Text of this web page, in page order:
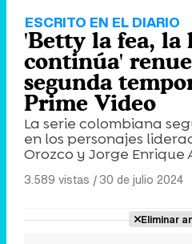
ESCRITO EN EL DIARIO
'Betty la fea, la
continúa'
segunda
Prime Video
La serie colombiana
en los personajes
Orozco y Jorge Enrique
3.589 vistas |30 de julio 2024
Eliminar